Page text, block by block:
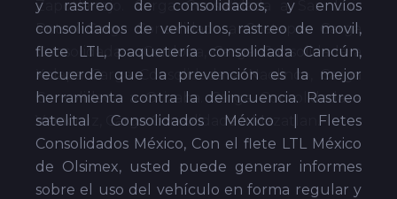
y rastreo de consolidados, y envíos
consolidados de vehiculos, rastreo de movil,
flete LTL, paquetería consolidada Cancún,
recuerde que la prevención es la mejor
herramienta contra la delincuencia. Rastreo
satelital Consolidados México | Fletes
Consolidados México, Con el flete LTL México
de Olsimex, usted puede generar informes
sobre el uso del vehículo en forma regular y